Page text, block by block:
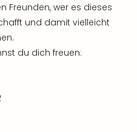
Freunden, wer es dieses
und damit vielleicht
du dich freuen: